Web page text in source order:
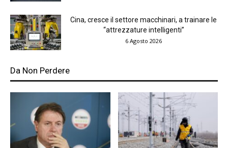
Cina, cresce il settore macchinari, a trainare le
“attrezzature intelligenti”
6 Agosto 2026
Da Non Perdere